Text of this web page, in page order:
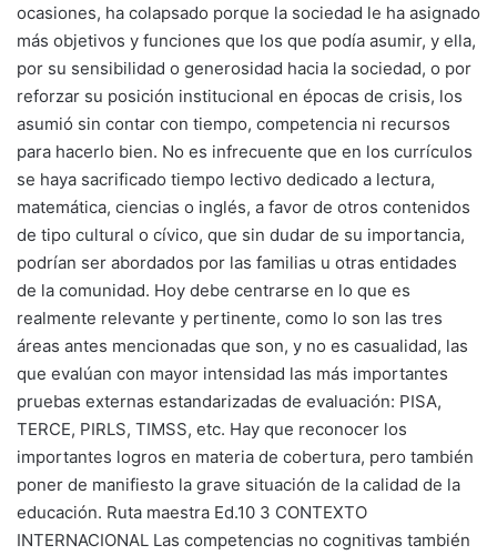
ocasiones, ha colapsado porque la sociedad le ha asignado
más objetivos y funciones que los que podía asumir, y ella,
por su sensibilidad o generosidad hacia la sociedad, o por
reforzar su posición institucional en épocas de crisis, los
asumió sin contar con tiempo, competencia ni recursos
para hacerlo bien. No es infrecuente que en los currículos
se haya sacrificado tiempo lectivo dedicado a lectura,
matemática, ciencias o inglés, a favor de otros contenidos
de tipo cultural o cívico, que sin dudar de su importancia,
podrían ser abordados por las familias u otras entidades
de la comunidad. Hoy debe centrarse en lo que es
realmente relevante y pertinente, como lo son las tres
áreas antes mencionadas que son, y no es casualidad, las
que evalúan con mayor intensidad las más importantes
pruebas externas estandarizadas de evaluación: PISA,
TERCE, PIRLS, TIMSS, etc. Hay que reconocer los
importantes logros en materia de cobertura, pero también
poner de manifiesto la grave situación de la calidad de la
educación. Ruta maestra Ed.10 3 CONTEXTO
INTERNACIONAL Las competencias no cognitivas también